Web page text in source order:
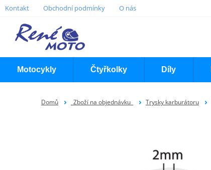
Kontakt Obchodní podmínky O nás
Motocykly Čtyřkolky Díly
Domů _Zboží na objednávku_ Trysky karburátoru